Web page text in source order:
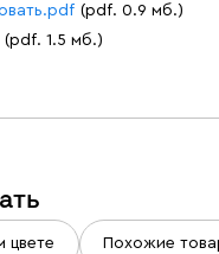
(pdf. 0.9 мб.)
(pdf. 1.5 мб.)
цвете Похожие